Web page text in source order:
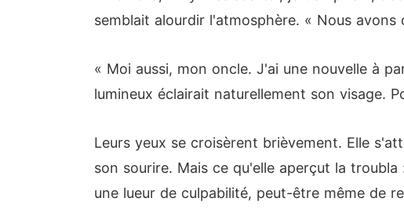
semblait alourdir l'atmosphère. « Nous
« Moi aussi, mon oncle. J'ai une nouvelle à
lumineux éclairait naturellement son visage.
Leurs yeux se croisèrent brièvement. Elle
son sourire. Mais ce qu'elle aperçut la
une lueur de culpabilité, peut-être même de